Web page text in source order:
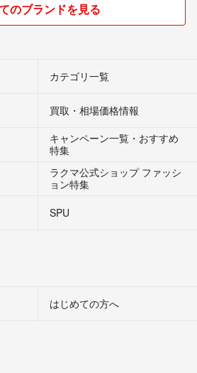
のブランドを見る
カテゴリ一覧
買取・相場価格情報
キャンペーン一覧・おすすめ
特集
ラクマ公式ショップ ファッシ
ョン特集
SPU
はじめての方へ